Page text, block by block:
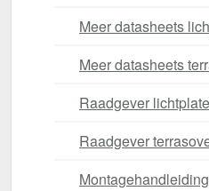
Meer datasheets
Meer datasheets
Raadgever
Raadgever